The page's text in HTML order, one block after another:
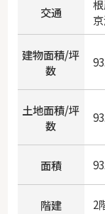
交通
建物面積/坪
数
土地面積/坪
数
面積
階建 2